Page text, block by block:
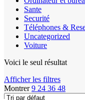
Sante
Securité
Téléphones &
Uncategorized
Voiture
Voici le seul résultat
Afficher les filtres
Montrer9 24 36 48